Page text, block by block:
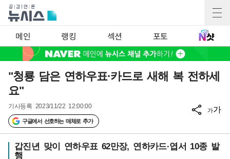
메인 랭킹 섹션 포토
"청룡 담은 연하우표·카드로 새해 복 전하세
요"
기사등록 2023/11/22 12:00:00
구글에서 선호하는 매체로 추가
가가
갑진년 맞이 연하우표 62만장, 연하카드·엽서 10종 발
행